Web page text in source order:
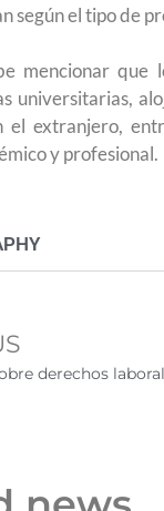
según el tipo de
mencionar que
universitarias,
el extranjero,
y profesional.